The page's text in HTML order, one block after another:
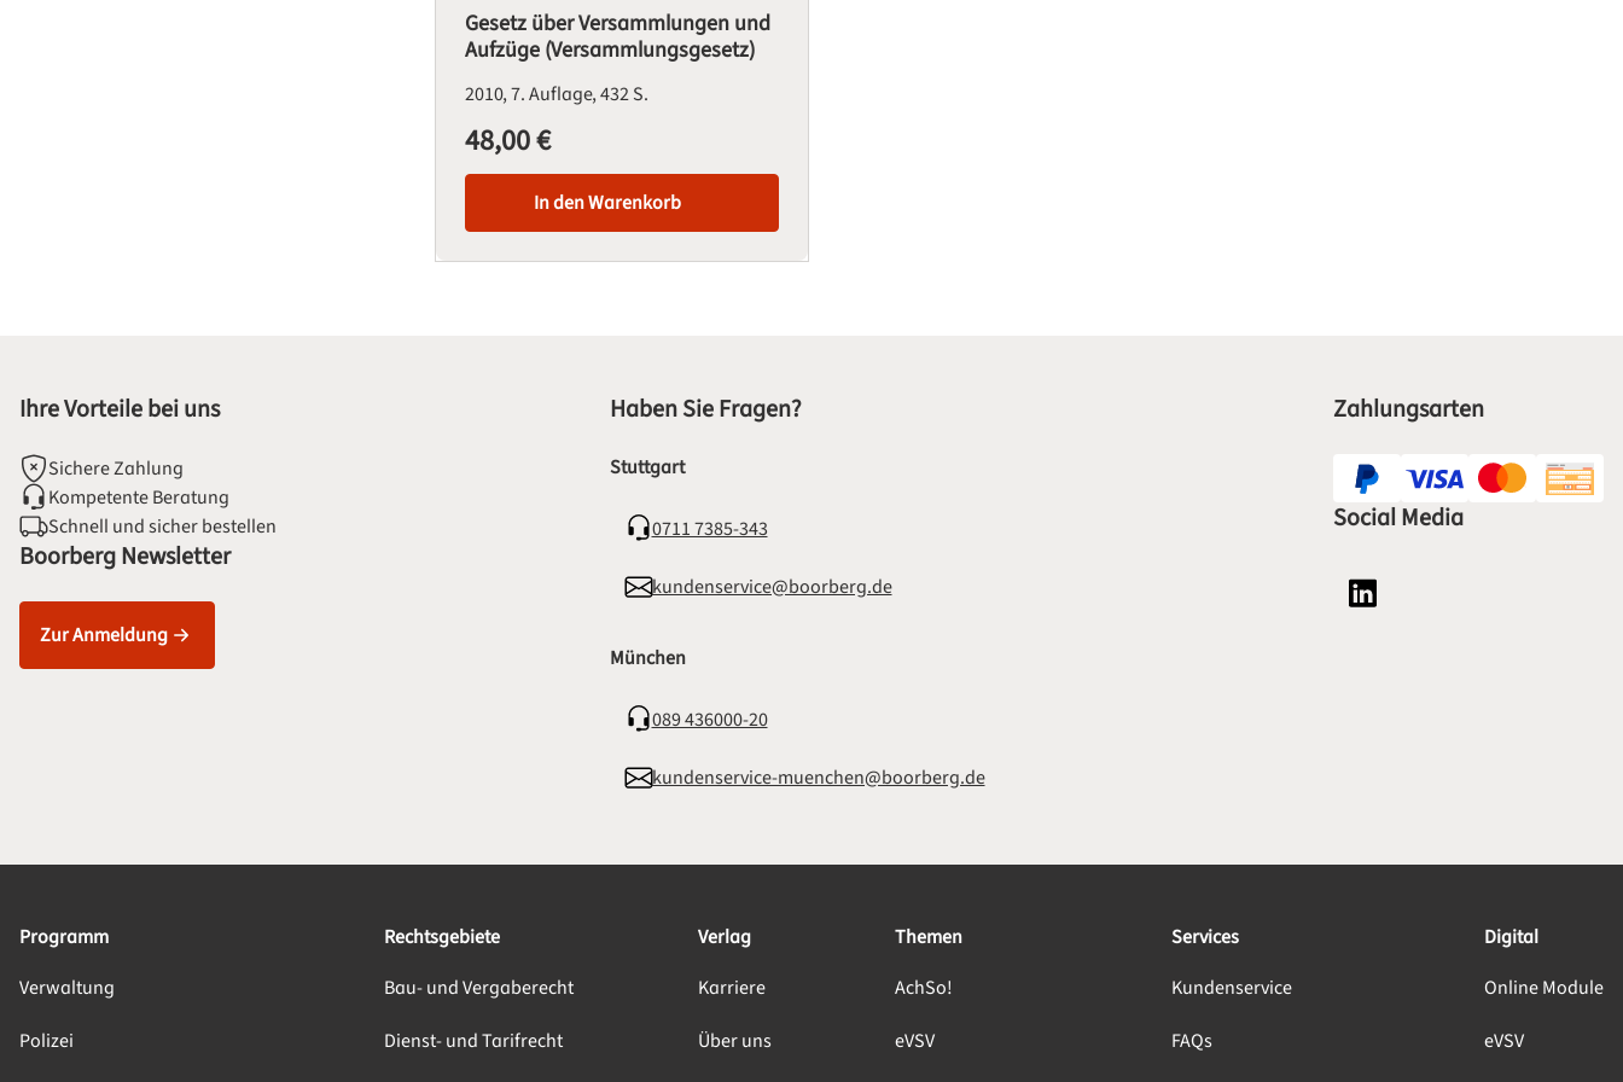
Gesetz über Versammlungen und
Aufzüge (Versammlungsgesetz)
20107. Auflage432 S.
Regulärer Preis:
48,00 €
In den Warenkorb
Ihre Vorteile bei uns
Sichere Zahlung
Kompetente Beratung
Schnell und sicher bestellen
Boorberg Newsletter
Zur Anmeldung
Haben Sie Fragen?
Stuttgart
0711 7385-343
kundenservice@boorberg.de
München
089 436000-20
kundenservice-muenchen@boorberg.de
Zahlungsarten
Social Media
Social Media Plattform LinkedIn
Programm
Verwaltung
Polizei
Rechtsgebiete
Bau- und Vergaberecht
Dienst- und Tarifrecht
Verlag
Karriere
Über uns
Themen
AchSo!
eVSV
Services
Kundenservice
FAQs
Digital
Online Module
eVSV